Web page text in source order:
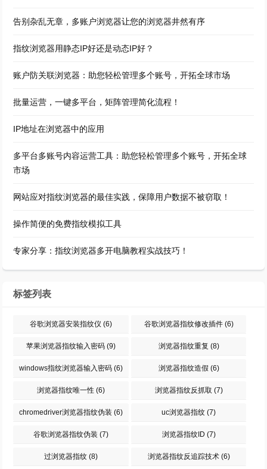
告别杂乱无章，多账户浏览器让您的浏览器井然有序
指纹浏览器用静态IP好还是动态IP好？
账户防关联浏览器：助您轻松管理多个账号，开拓全球市场
批量运营，一键多平台，矩阵管理简化流程！
IP地址在浏览器中的应用
多平台多账号内容运营工具：助您轻松管理多个账号，开拓全球
市场
网站应对指纹浏览器的最佳实践，保障用户数据不被窃取！
操作简便的免费指纹模拟工具
专家分享：指纹浏览器多开电脑教程实战技巧！
标签列表
谷歌浏览器安装指纹仪 (6) 谷歌浏览器指纹修改插件(6)
苹果浏览器指纹输入密码 (9) 浏览器指纹重复 (8)
windows指纹浏览器输入密码 (6) 浏览器指纹造假 (6)
浏览器指纹唯一性 (6) 浏览器指纹反抓取 (7)
chromedriver浏览器指纹伪装 (6) uc浏览器指纹 (7)
谷歌浏览器指纹伪装 (7) 浏览器指纹ID (7)
过浏览器指纹 (8) 浏览器指纹反追踪技术(6)